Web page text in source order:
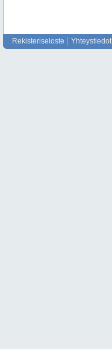
Rekisteriseloste Yhteystiedot